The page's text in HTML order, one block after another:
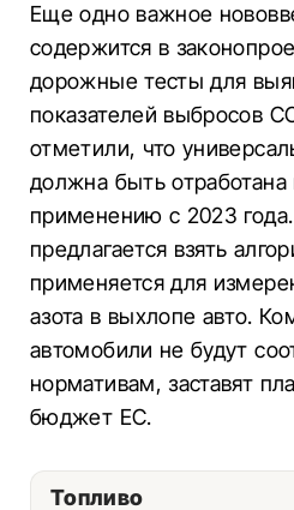
Еще одно важное
содержится в
дорожные тесты для
показателей выбросов
отметили, что
должна быть отработана
применению с 2023
предлагается взять
применяется для
азота в выхлопе авто.
автомобили не будут
нормативам, заставят
бюджет ЕС.
Топливо